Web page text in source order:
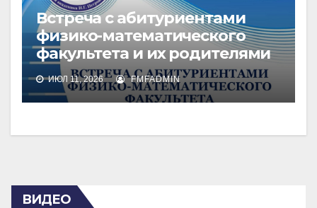
Встреча с абитуриентами
физико-математического
факультета и их родителями
ИЮЛ 11, 2026 FMFADMIN
ВИДЕО